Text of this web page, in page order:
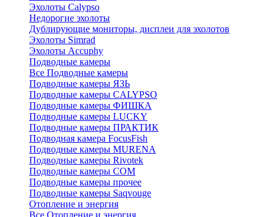
Эхолоты Calypso
Недорогие эхолоты
Дублирующие мониторы, дисплеи для эхолотов
Эхолоты Simrad
Эхолоты Accuphy
Подводные камеры
Все Подводные камеры
Подводные камеры ЯЗЬ
Подводные камеры CALYPSO
Подводные камеры ФИШКА
Подводные камеры LUCKY
Подводные камеры ПРАКТИК
Подводная камера FocusFish
Подводные камеры MURENA
Подводные камеры Rivotek
Подводные камеры СОМ
Подводные камеры прочее
Подводные камеры Saqvouge
Отопление и энергия
Все Отопление и энергия